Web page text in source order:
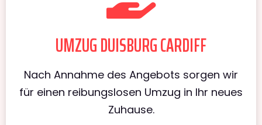
UMZUG DUISBURG CARDIFF
Nach Annahme des Angebots sorgen wir
für einen reibungslosen Umzug in Ihr neues
Zuhause.